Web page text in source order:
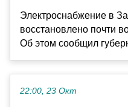
Электроснабжение в
восстановлено почти
Об этом сообщил
22:00, 23 Окт